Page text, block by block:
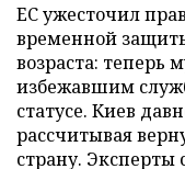
ЕС ужесточил
временной
возраста: теперь
избежавшим
статусе. Киев
рассчитывая
страну. Эксперты